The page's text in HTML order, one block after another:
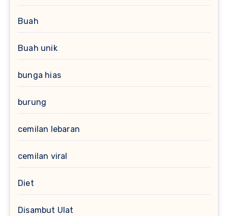
Buah
Buah unik
bunga hias
burung
cemilan lebaran
cemilan viral
Diet
Disambut Ulat